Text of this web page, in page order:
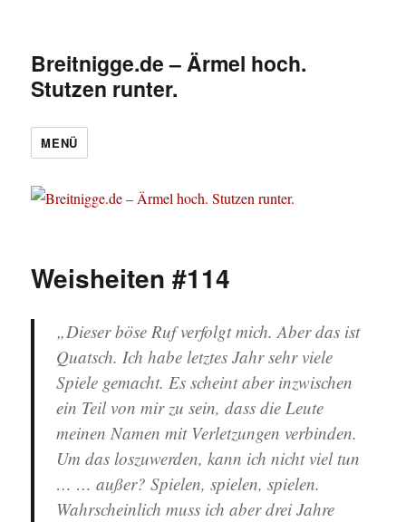
Breitnigge.de – Ärmel hoch.
Stutzen runter.
MENÜ
Weisheiten #114
„Dieser böse Ruf verfolgt mich. Aber das ist
Quatsch. Ich habe letztes Jahr sehr viele
Spiele gemacht. Es scheint aber inzwischen
ein Teil von mir zu sein, dass die Leute
meinen Namen mit Verletzungen verbinden.
Um das loszuwerden, kann ich nicht viel tun
… … außer? Spielen, spielen, spielen.
Wahrscheinlich muss ich aber drei Jahre